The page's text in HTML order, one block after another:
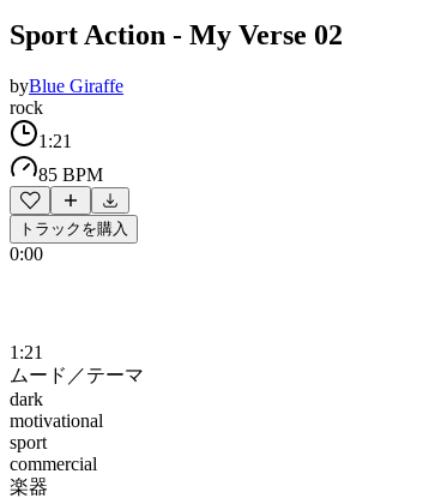
Sport Action - My Verse 02
byBlue Giraffe
rock
1:21
85 BPM
トラックを購入
0:00
1:21
ムード／テーマ
dark
motivational
sport
commercial
楽器